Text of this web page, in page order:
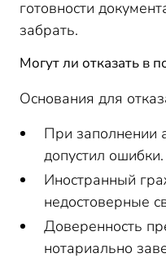
готовности
забрать.
Могут ли отказать в
Основания для
При заполнении
допустил ошибки.
Иностранный
недостоверные
Доверенность
нотариально